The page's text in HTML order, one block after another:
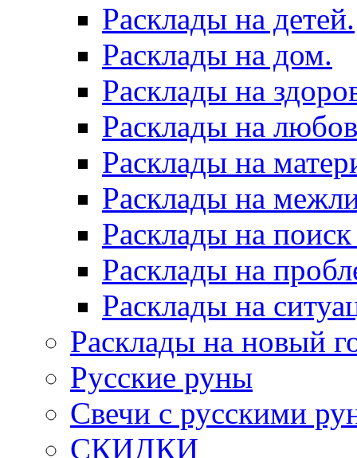
Расклады на детей.
Расклады на дом.
Расклады на
Расклады на
Расклады на
Расклады на
Расклады на
Расклады на
Расклады на
Расклады на новый
Русские руны
Свечи с русскими
СКИДКИ